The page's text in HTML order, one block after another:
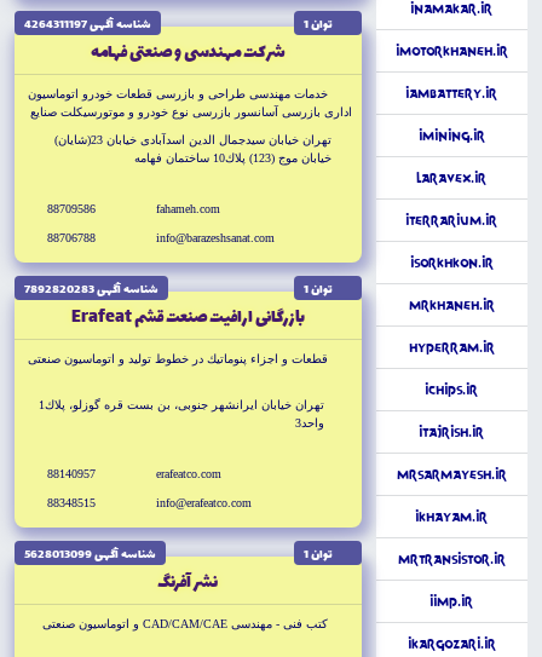
iNamakar.ir
iMotorkhaneh.ir
iAmBattery.ir
iMining.ir
Laravex.ir
iTerrarium.ir
iSorkhkon.ir
MrKhaneh.ir
HyperRam.ir
iChips.ir
iTajrish.ir
MrSarmayesh.ir
iKhayam.ir
MrTransistor.ir
iimp.ir
iKargozari.ir
توان 1 شناسه آگهى 4264311197
شركت مهندسى و صنعتى فهامه
خدمات مهندسى طراحى و بازرسى قطعات خودرو اتوماسيون
ادارى بازرسى آسانسور بازرسى نوع خودرو و موتورسيكلت صنايع
مشاوره مديرت و سرمايه گذارى
تهران خيابان سيدجمال الدين اسدآبادى خيابان 23(شايان)
خيابان موج (123) پلاك10 ساختمان فهامه
fahameh.com
info@barazeshsanat.com
88709586
88706788
توان 1 شناسه آگهى 7892820283
بازرگانى ارافيت صنعت قشم Erafeat
قطعات و اجزاء پنوماتيك در خطوط توليد و اتوماسيون صنعتى
تهران خيابان ايرانشهر جنوبى، بن بست قره گوزلو، پلاك1
واحد3
erafeatco.com
info@erafeatco.com
88140957
88348515
توان 1 شناسه آگهى 5628013099
نشر آفرنگ
كتب فنى - مهندسى CAD/CAM/CAE و اتوماسيون صنعتى